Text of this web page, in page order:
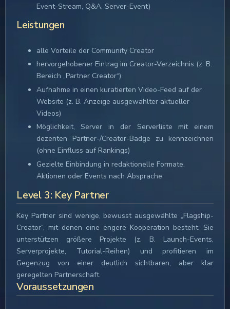
Event-Stream, Q&A, Server-Event)
Leistungen
alle Vorteile der Community Creator
hervorgehobener Eintrag im Creator-Verzeichnis (z. B.
Bereich „Partner Creator“)
Aufnahme in einen kuratierten Video-Feed auf der
Website (z. B. Anzeige ausgewählter aktueller
Videos)
Möglichkeit, Server in der Serverliste mit einem
dezenten Partner-/Creator-Badge zu kennzeichnen
(ohne Einfluss auf Rankings)
Gezielte Einbindung in redaktionelle Formate,
Aktionen oder Events nach Absprache
Level 3: Key Partner
Key Partner sind wenige, bewusst ausgewählte „Flagship-
Creator“, mit denen eine engere Kooperation besteht. Sie
unterstützen größere Projekte (z. B. Launch-Events,
Serverprojekte, Tutorial-Reihen) und profitieren im
Gegenzug von einer deutlich sichtbaren, aber klar
geregelten Partnerschaft.
Voraussetzungen